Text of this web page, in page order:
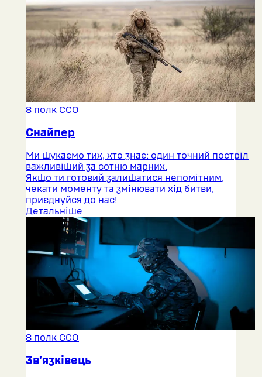
8 полк ССО
Снайпер
Ми шукаємо тих, хто знає: один точний постріл
важливіший за сотню марних.
Якщо ти готовий залишатися непомітним,
чекати моменту та змінювати хід битви,
приєднуйся до нас!
Детальніше
8 полк ССО
Зв’язківець